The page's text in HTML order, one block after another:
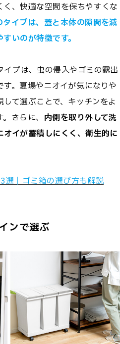
、快適な空間を保ちやすくな
イプは、蓋と本体の隙間を減
いのが特徴です。
プは、虫の侵入やゴミの露出
。夏場やニオイが気になりや
て選ぶことで、キッチンをよ
さらに、 内側を取り外して洗
イが蓄積しにくく、衛生的に
選｜ゴミ箱の選び方も解説
ンで選ぶ